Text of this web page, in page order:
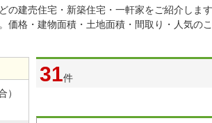
の建売住宅・新築住宅・一軒家をご紹介し
価格・建物面積・土地面積・間取り・人気
31件
）